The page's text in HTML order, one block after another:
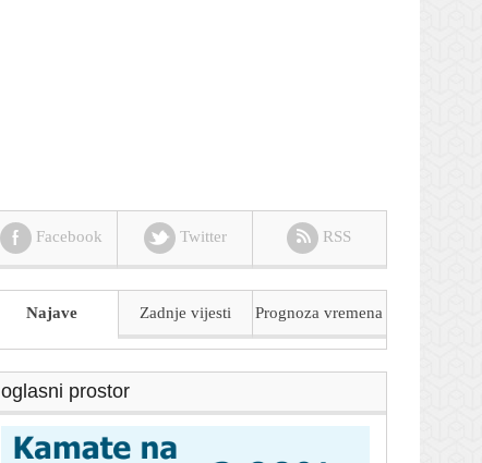
Facebook Twitter RSS
Najave Zadnje vijesti Prognoza vremena
oglasni prostor